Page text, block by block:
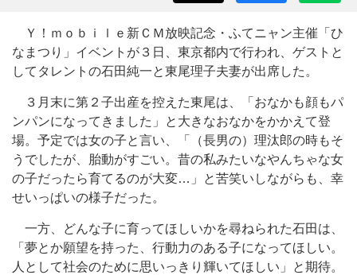
Ｙ！ｍｏｂｉｌｅ新ＣＭ放映記念・ふてニャン主催「ひ
なまつり」イベントが３日、東京都内で行われ、ゲストと
してタレントの石田純一と東尾理子夫妻が出席した。
３月末に第２子出産を控えた東尾は、「おなかも顔もパ
ンパンになってきました」と大きなおなかをかかえて登
場。予定では女の子と言い、「（長男の）理汰郎の時もそ
うでしたが、胎動がすごい。昔の私みたいなやんちゃな女
の子だったら育てるのが大変…」と苦笑いしながらも、幸
せいっぱいの様子だった。
一方、どんな子に育ってほしいかを尋ねられた石田は、
「夢とか願望を持った、行動力のある子になってほしい。
人として社会のために思いっきり輝いてほしい」と期待。